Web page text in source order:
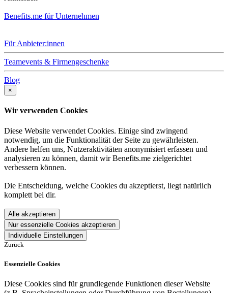
Benefits.me für Unternehmen
Für Anbieter:innen
Teamevents & Firmengeschenke
Blog
×
Wir verwenden Cookies
Diese Website verwendet Cookies. Einige sind zwingend
notwendig, um die Funktionalität der Seite zu gewährleisten.
Andere helfen uns, Nutzeraktivitäten anonymisiert erfassen und
analysieren zu können, damit wir Benefits.me zielgerichtet
verbessern können.
Die Entscheidung, welche Cookies du akzeptierst, liegt natürlich
komplett bei dir.
Alle akzeptieren
Nur essenzielle Cookies akzeptieren
Individuelle Einstellungen
Zurück
Essenzielle Cookies
Diese Cookies sind für grundlegende Funktionen dieser Website